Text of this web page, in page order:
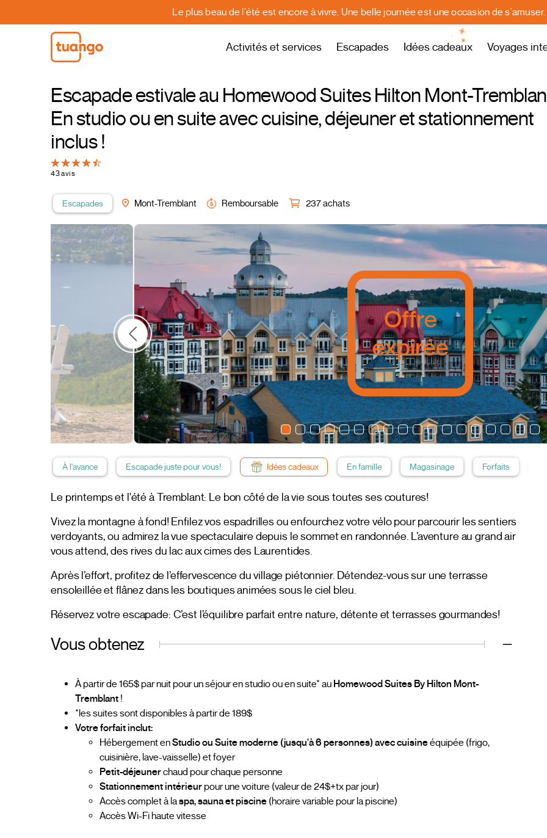
Le plus beau de l'été est encore à vivre. Une belle journée est une occasion de s'amuser.
Activités et services Escapades Idées cadeaux Voyages
Escapade estivale au Homewood Suites Hilton Mont-
En studio ou en suite avec cuisine, déjeuner et stationnement
inclus !
43 avis
Escapades Mont-Tremblant Remboursable 237 achats
Offre
expirée
À l'avance Escapade juste pour vous! Idées cadeaux En famille Magasinage Forfaits
Le printemps et l'été à Tremblant: Le bon côté de la vie sous toutes ses coutures!
Vivez la montagne à fond! Enfilez vos espadrilles ou enfourchez votre vélo pour parcourir les sentiers
verdoyants, ou admirez la vue spectaculaire depuis le sommet en randonnée. L’aventure au grand air
vous attend, des rives du lac aux cimes des Laurentides.
Après l’effort, profitez de l’effervescence du village piétonnier. Détendez-vous sur une terrasse
ensoleillée et flânez dans les boutiques animées sous le ciel bleu.
Réservez votre escapade: C’est l’équilibre parfait entre nature, détente et terrasses gourmandes!
Vous obtenez
À partir de 165$ par nuit pour un séjour en studio ou en suite* au Homewood Suites By Hilton Mont-
Tremblant !
*les suites sont disponibles à partir de 189$
Votre forfait inclut:
Hébergement enStudio ou Suite moderne (jusqu'à 6 personnes) avec cuisineéquipée (frigo,
cuisinière, lave-vaisselle) et foyer
Petit-déjeunerchaud pour chaque personne
Stationnement intérieurpour une voiture (valeur de 24$+tx par jour)
Accès complet à laspa, sauna et piscine (horaire variable pour la piscine)
Accès Wi-Fi haute vitesse